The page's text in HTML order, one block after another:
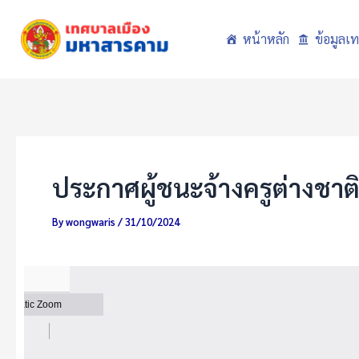
content
หน้าหลัก ข้อมูลเ
ประกาศผู้ชนะจ้างครูต่างชา
Bywongwaris /31/10/2024